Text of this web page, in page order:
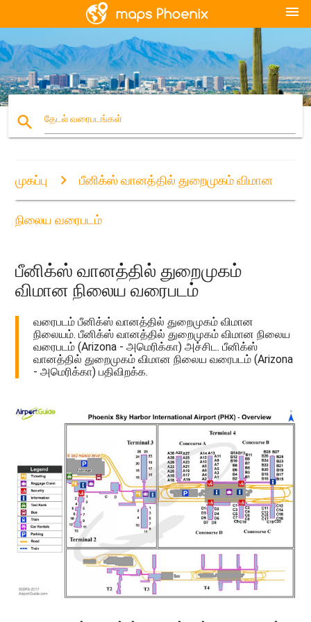
menu
search தேடல் வரைபடங்கள்
முகப்பு பீனிக்ஸ் வானத்தில் துறைமுகம் விமான
நிலைய வரைபடம்
பீனிக்ஸ் வானத்தில் துறைமுகம்
விமான நிலைய வரைபடம்
வரைபடம் பீனிக்ஸ் வானத்தில் துறைமுகம் விமான
நிலையம். பீனிக்ஸ் வானத்தில் துறைமுகம் விமான நிலைய
வரைபடம் (Arizona - அமெரிக்கா) அச்சிட. பீனிக்ஸ்
வானத்தில் துறைமுகம் விமான நிலைய வரைபடம் (Arizona
- அமெரிக்கா) பதிவிறக்க.